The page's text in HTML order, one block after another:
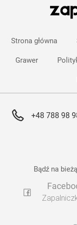
Strona główna
Grawer
+48 788 98
Bądź na